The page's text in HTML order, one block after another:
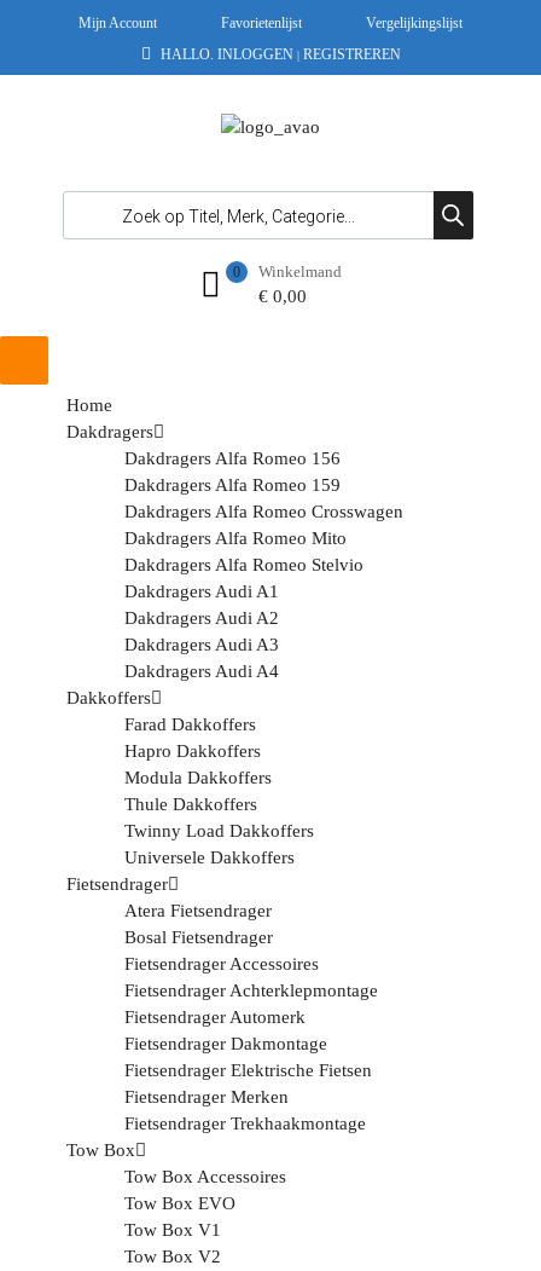
Mijn Account Favorietenlijst
Vergelijkingslijst
HALLO. INLOGGEN | REGISTREREN
Winkelmand
€0,00
0
Home
Dakdragers
Dakdragers Alfa Romeo 156
Dakdragers Alfa Romeo 159
Dakdragers Alfa Romeo Crosswagen
Dakdragers Alfa Romeo Mito
Dakdragers Alfa Romeo Stelvio
Dakdragers Audi A1
Dakdragers Audi A2
Dakdragers Audi A3
Dakdragers Audi A4
Dakkoffers
Farad Dakkoffers
Hapro Dakkoffers
Modula Dakkoffers
Thule Dakkoffers
Twinny Load Dakkoffers
Universele Dakkoffers
Fietsendrager
Atera Fietsendrager
Bosal Fietsendrager
Fietsendrager Accessoires
Fietsendrager Achterklepmontage
Fietsendrager Automerk
Fietsendrager Dakmontage
Fietsendrager Elektrische Fietsen
Fietsendrager Merken
Fietsendrager Trekhaakmontage
Tow Box
Tow Box Accessoires
Tow Box EVO
Tow Box V1
Tow Box V2